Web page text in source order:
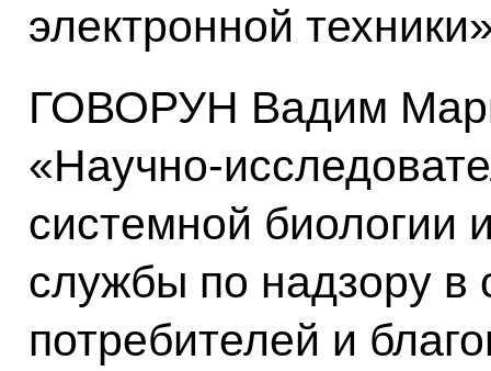
электронной
ГОВОРУН Вадим
«Научно-
системной
службы по надзору
потребителей и